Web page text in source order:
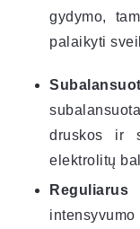
gydymo,
palaikyti
druskos ir
elektrolitų